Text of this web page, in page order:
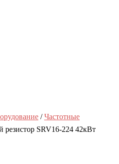
/Частотные
резистор SRV16-224 42кВт